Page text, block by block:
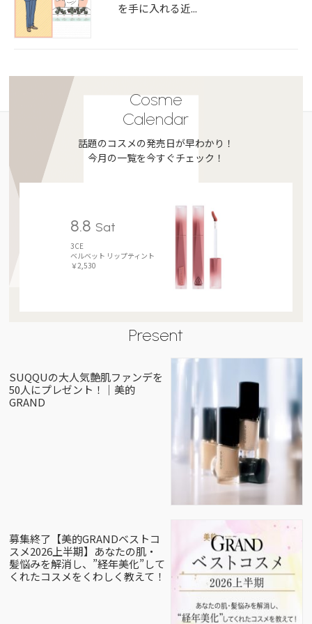
を手に入れる近...
Cosme
Calendar
話題のコスメの発売日が早わかり！
今月の一覧を今すぐチェック！
8.8 Sat
3CE
ベルベット リップティント
￥2,530
Present
SUQQUの大人気艶肌ファンデを
50人にプレゼント！｜美的
GRAND
募集終了【美的GRANDベストコ
スメ2026上半期】あなたの肌・
髪悩みを解消し、”経年美化”して
くれたコスメをくわしく教えて！